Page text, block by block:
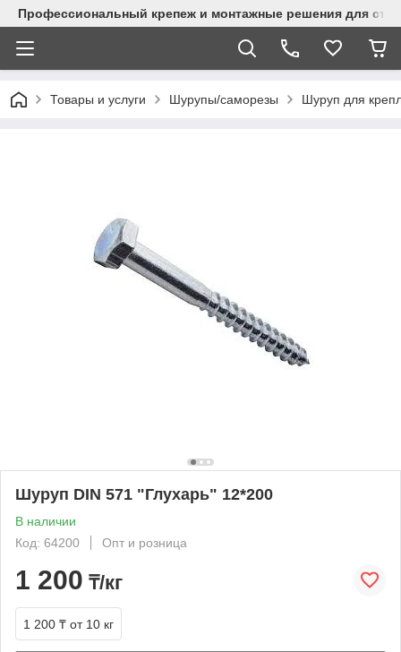
Профессиональный крепеж и монтажные решения для
Товары и услуги Шурупы/саморезы Шуруп для
Шуруп DIN 571 "Глухарь" 12*200
В наличии
Код: 64200
Опт и розница
1 200 ₸/кг
1 200 ₸ от 10 кг